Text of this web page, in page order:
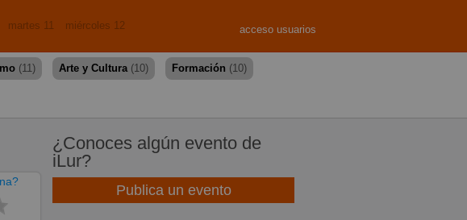
acceso usuarios
martes 11 miércoles 12
(11) Arte y Cultura (10) Formación (10)
¿Conoces algún evento de
iLur?
Publica un evento